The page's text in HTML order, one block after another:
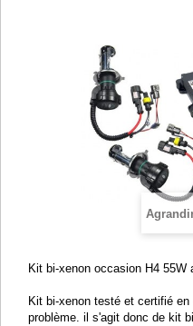
Kit bi-xenon occasion H4 55W
Kit bi-xenon testé et certifié
problème. il s'agit donc de kit